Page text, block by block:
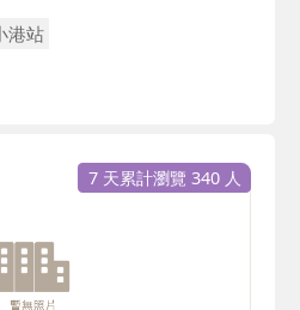
港站
7 天累計瀏覽 340 人